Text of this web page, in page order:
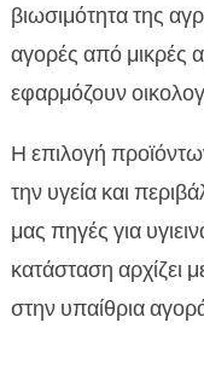
βιωσιμότητα της
αγορές από μικρές
εφαρμόζουν
Η επιλογή
την υγεία και
μας πηγές για
κατάσταση αρχίζει
στην υπαίθρια